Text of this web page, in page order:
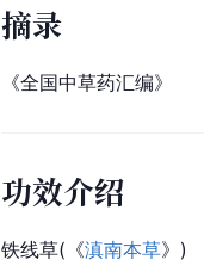
摘录
《全国中草药汇编》
功效介绍
铁线草(《滇南本草》)